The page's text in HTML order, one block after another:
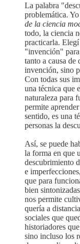
La palabra
problemática.
de la ciencia
todo, la ciencia
practicarla.
"invención"
tanto a causa de
invención, sino
Con todas sus
una técnica que
naturaleza para
permite
sentido, es una
personas la
Así, se puede
la forma en que
descubrimiento
e
que para
bien
nos permite
quería a
sociales que
historiadores
sino incluso los